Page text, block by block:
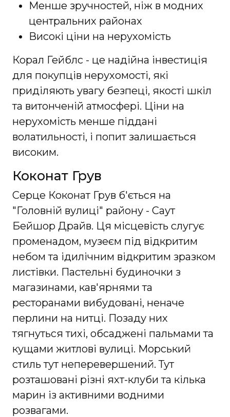
Менше зручностей, ніж в модних
центральних районах
Високі ціни на нерухомість
Корал Гейблс - це надійна інвестиція
для покупців нерухомості, які
приділяють увагу безпеці, якості шкіл
та витонченій атмосфері. Ціни на
нерухомість менше піддані
волатильності, і попит залишається
високим.
Коконат Грув
Серце Коконат Грув б'ється на
"Головній вулиці" району - Саут
Бейшор Драйв. Ця місцевість слугує
променадом, музеєм під відкритим
небом та ідилічним відкритим зразком
листівки. Пастельні будиночки з
магазинами, кав'ярнями та
ресторанами вибудовані, неначе
перлини на нитці. Позаду них
тягнуться тихі, обсаджені пальмами та
кущами житлові вулиці. Морський
стиль тут неперевершений. Тут
розташовані різні яхт-клуби та кілька
марин із активними водними
розвагами.